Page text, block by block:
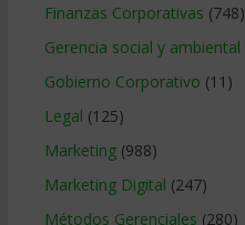
Finanzas Corporativas (748)
Gerencia social y ambiental
Gobierno Corporativo (11)
Legal (125)
Marketing(988)
Marketing Digital (247)
Métodos Gerenciales (280)